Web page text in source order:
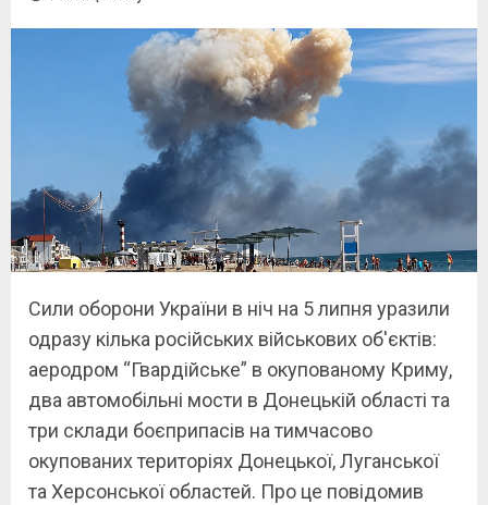
Сили оборони України в ніч на 5 липня уразили
одразу кілька російських військових об'єктів:
аеродром “Гвардійське” в окупованому Криму,
два автомобільні мости в Донецькій області та
три склади боєприпасів на тимчасово
окупованих територіях Донецької, Луганської
та Херсонської областей. Про це повідомив